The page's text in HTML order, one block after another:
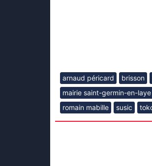
arnaud péricard brisson
mairie saint-germin-en-laye
romain mabille
susic